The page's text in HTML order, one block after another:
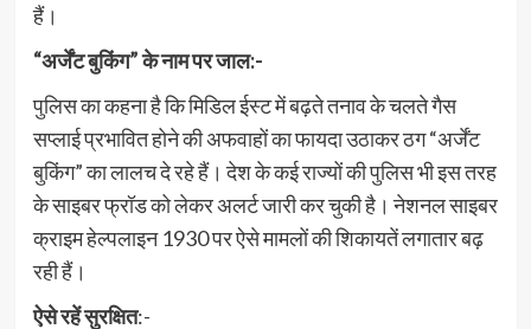
हैं।
“अर्जेंट बुकिंग” के नाम पर जाल:-
पुलिस का कहना है कि मिडिल ईस्ट में बढ़ते तनाव के चलते गैस
सप्लाई प्रभावित होने की अफवाहों का फायदा उठाकर ठग “अर्जेंट
बुकिंग” का लालच दे रहे हैं। देश के कई राज्यों की पुलिस भी इस तरह
के साइबर फ्रॉड को लेकर अलर्ट जारी कर चुकी है। नेशनल साइबर
क्राइम हेल्पलाइन 1930 पर ऐसे मामलों की शिकायतें लगातार बढ़
रही हैं।
ऐसे रहें सुरक्षित:-